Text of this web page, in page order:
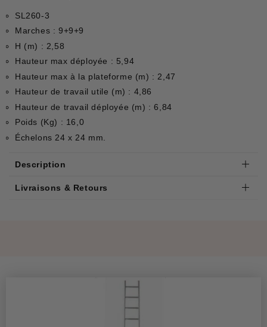
SL260-3
Marches : 9+9+9
H (m) : 2,58
Hauteur max déployée : 5,94
Hauteur max à la plateforme (m) : 2,47
Hauteur de travail utile (m) : 4,86
Hauteur de travail déployée (m) : 6,84
Poids (Kg) : 16,0
Échelons 24 x 24 mm.
Description
Livraisons & Retours